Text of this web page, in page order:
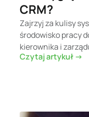
CRM?
Zajrzyj za kulisy
środowisko pracy
kierownika i
Czytaj artykuł ->